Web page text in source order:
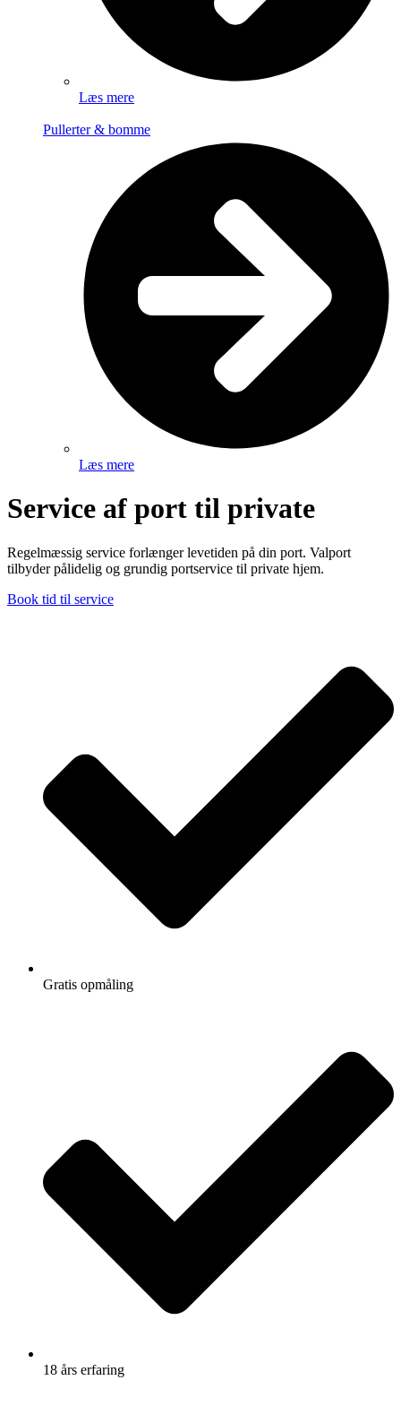
Læs mere
Pullerter & bomme​
Læs mere
Service af port til private
Regelmæssig service forlænger levetiden på din port. Valport
tilbyder pålidelig og grundig portservice til private hjem.
Book tid til service
Gratis opmåling
18 års erfaring